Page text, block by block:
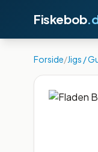
Fiskebob
Forside/Jigs /